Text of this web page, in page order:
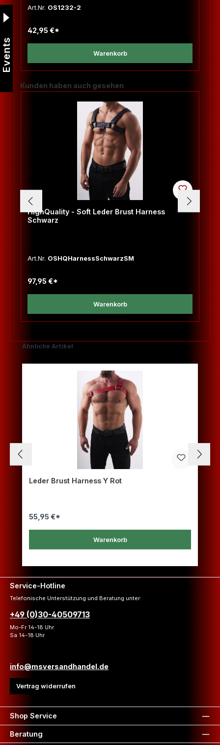
Art.Nr. OS1232-2
42,95 €*
Warenkorb
Produktgalerie überspringen
Kunden haben auch gesehen
HighQuality - Soft Leder Brust Harness
Schwarz
Art.Nr. OSHQHarnessSchwarzSM
97,95 €*
Warenkorb
Produktgalerie überspringen
Ähnliche Artikel
Leder Brust Harness Y Rot
55,95 €*
Warenkorb
Service-Hotline
Telefonische Unterstützung und Beratung unter:
+49 (0)30-40509713
Mo-Fr 14-18 Uhr
Sa 14-18 Uhr
info@msversandhandel.de
Vertrag widerrufen
Shop Service
Beratung
Events